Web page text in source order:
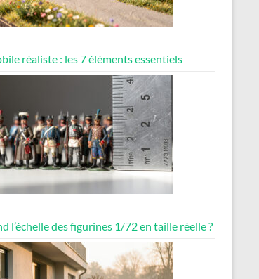
réaliste : les 7 éléments essentiels
l’échelle des figurines 1/72 en taille réelle ?